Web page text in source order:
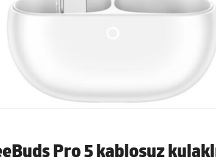
Pro 5 kablosuz